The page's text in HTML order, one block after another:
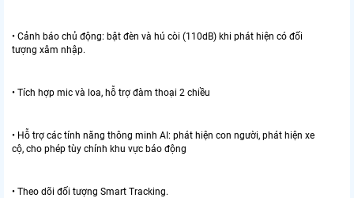
• Cảnh báo chủ động: bật đèn và hú còi (110dB) khi phát hiện có đối
tượng xâm nhập.
• Tích hợp mic và loa, hỗ trợ đàm thoại 2 chiều
• Hỗ trợ các tính năng thông minh AI: phát hiện con người, phát hiện xe
cộ, cho phép tùy chính khu vực báo động
• Theo dõi đối tượng Smart Tracking.